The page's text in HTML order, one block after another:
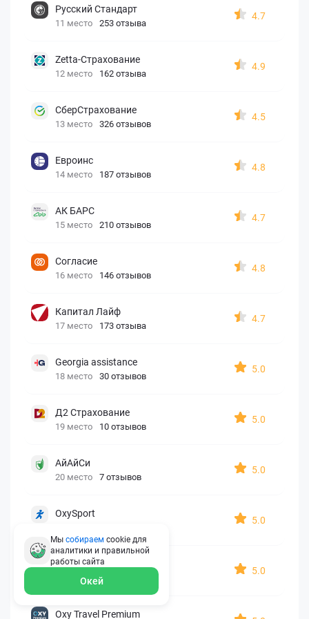
Русский Стандарт
11 место 253 отзыва
4.7
Zetta-Страхование
12 место 162 отзыва
4.9
СберСтрахование
13 место 326 отзывов
4.5
Евроинс
14 место 187 отзывов
4.8
АК БАРС
15 место 210 отзывов
4.7
Согласие
16 место 146 отзывов
4.8
Капитал Лайф
17 место 173 отзыва
4.7
Georgia assistance
18 место 30 отзывов
5.0
Д2 Страхование
19 место 10 отзывов
5.0
АйАйСи
20 место 7 отзывов
5.0
OxySport
5.0
ERGO AXA
22 место 2 отзыва
5.0
Oxy Travel Premium
Мы собираем cookie для
аналитики и правильной
работы сайта
Окей